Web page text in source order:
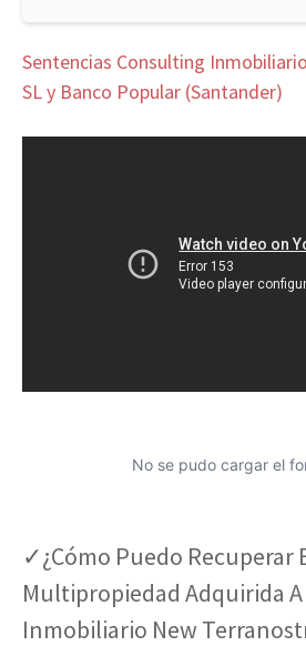
Sentencias Consulting
SL y Banco Popular (Santander)
No se pudo cargar el
✓¿Cómo Puedo Recuperar
Multipropiedad Adquirida
Inmobiliario New